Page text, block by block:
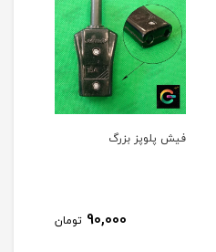
پلوپز بزرگ
تومان